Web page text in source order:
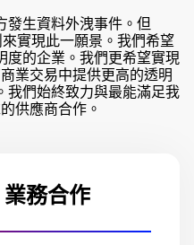
發生資料外洩事件。但
實現此一願景。我們希望
度的企業。我們更希望實現
業交易中提供更高的透明
我們始終致力與最能滿足我
供應商合作。
務合作